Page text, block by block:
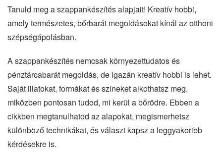
Tanuld meg a szappankészítés alapjait! Kreatív hobbi,
amely természetes, bőrbarát megoldásokat kínál az otthoni
szépségápolásban.
A szappankészítés nemcsak környezettudatos és
pénztárcabarát megoldás, de igazán kreatív hobbi is lehet.
Saját illatokat, formákat és színeket alkothatsz meg,
miközben pontosan tudod, mi kerül a bőrödre. Ebben a
cikkben megtanulhatod az alapokat, megismerhetsz
különböző technikákat, és választ kapsz a leggyakoribb
kérdésekre is.